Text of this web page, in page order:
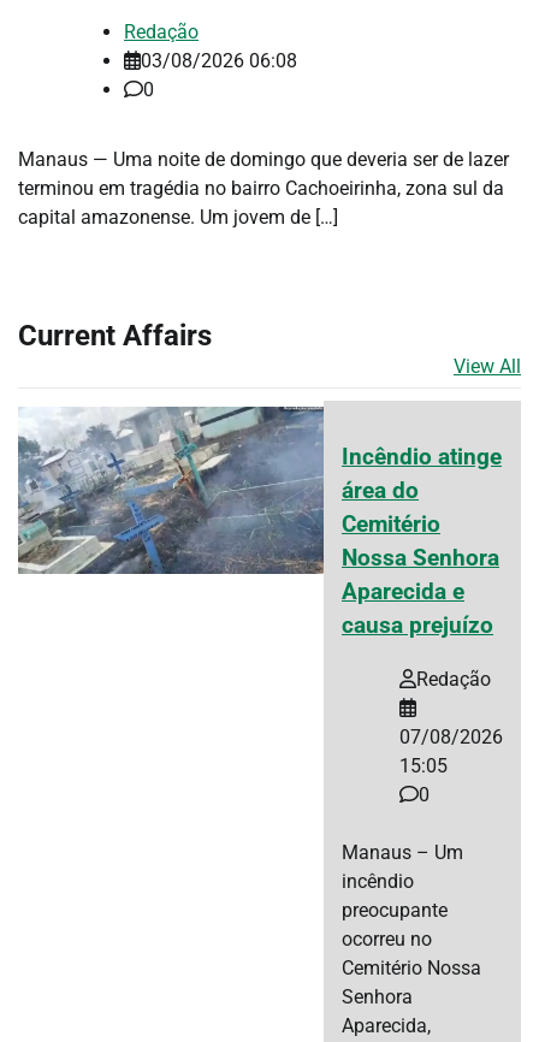
Redação
03/08/2026 06:08
0
Manaus — Uma noite de domingo que deveria ser de lazer
terminou em tragédia no bairro Cachoeirinha, zona sul da
capital amazonense. Um jovem de […]
Current Affairs
View All
Incêndio atinge
área do
Cemitério
Nossa Senhora
Aparecida e
causa prejuízo
Redação
07/08/2026
15:05
0
Manaus – Um
incêndio
preocupante
ocorreu no
Cemitério Nossa
Senhora
Aparecida,